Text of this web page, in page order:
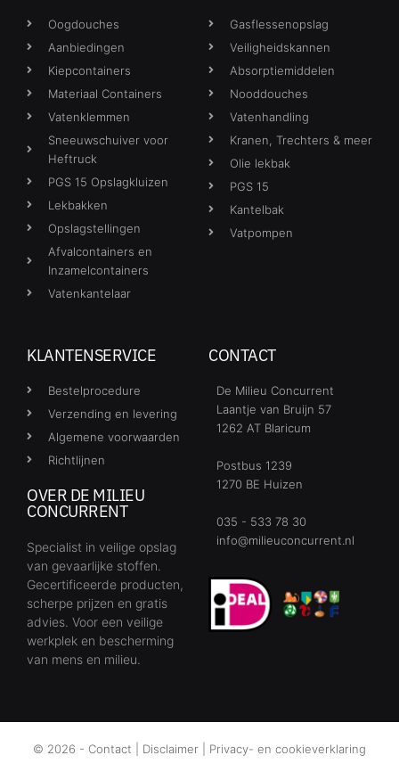
Oogdouches
Aanbiedingen
Kiepcontainers
Materiaal Containers
Vatenklemmen
Sneeuwschuiver voor
Heftruck
PGS 15 Opslagkluizen
Lekbakken
Opslagstellingen
Afvalcontainers en
Inzamelcontainers
Vatenkantelaar
Gasflessenopslag
Veiligheidskannen
Absorptiemiddelen
Nooddouches
Vatenhandling
Kranen, Trechters & meer
Olie lekbak
PGS 15
Kantelbak
Vatpompen
KLANTENSERVICE
Bestelprocedure
Verzending en levering
Algemene voorwaarden
Richtlijnen
OVER DE MILIEU
CONCURRENT
Specialist in veilige opslag
van gevaarlijke stoffen.
Gecertificeerde producten,
scherpe prijzen en gratis
advies. Voor een veilige
werkplek en bescherming
van mens en milieu.
CONTACT
De Milieu Concurrent
Laantje van Bruijn 57
1262 AT Blaricum
Postbus 1239
1270 BE Huizen
035 - 533 78 30
info@milieuconcurrent.nl
© 2026 - Contact Disclaimer Privacy- en cookieverklaring